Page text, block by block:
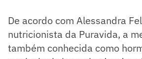
De acordo com Alessandra
nutricionista da Puravida, a
também conhecida como